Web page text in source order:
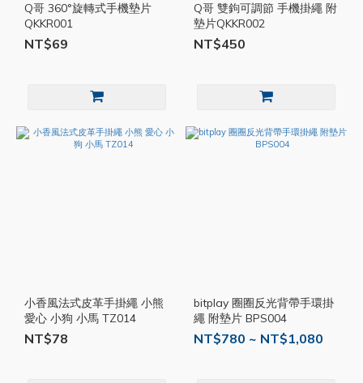
Q哥 360°旋轉式手機墊片
QKKR001
NT$69
Q哥 雙鉤可調節 手機掛繩 附
墊片QKKR002
NT$450
小香風法式皮革手掛繩 小熊
愛心 小狗 小馬 TZ014
NT$78
bitplay 圈圈反光背帶手環掛
繩 附墊片 BPS004
NT$780 ~ NT$1,080